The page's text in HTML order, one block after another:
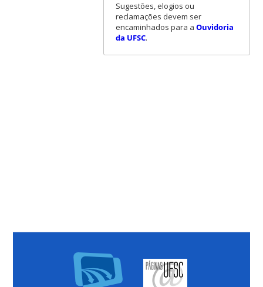
Sugestões, elogios ou
reclamações devem ser
encaminhados para a Ouvidoria
da UFSC.